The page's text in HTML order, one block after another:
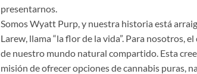
presentarnos.
Somos Wyatt Purp, y nuestra historia está
Larew, llama “la flor de la vida”. Para nosotros,
de nuestro mundo natural compartido. Esta
misión de ofrecer opciones de cannabis puras,